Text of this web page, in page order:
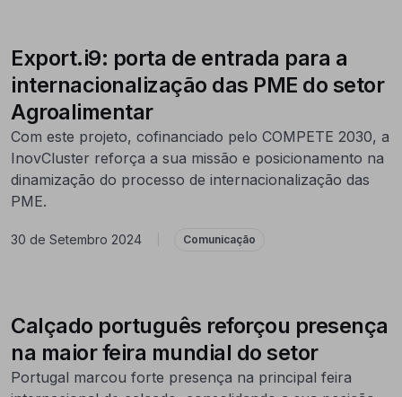
Export.i9: porta de entrada para a
internacionalização das PME do setor
Agroalimentar
Com este projeto, cofinanciado pelo COMPETE 2030, a
InovCluster reforça a sua missão e posicionamento na
dinamização do processo de internacionalização das
PME.
30 de Setembro 2024 Comunicação
Calçado português reforçou presença
na maior feira mundial do setor
Portugal marcou forte presença na principal feira